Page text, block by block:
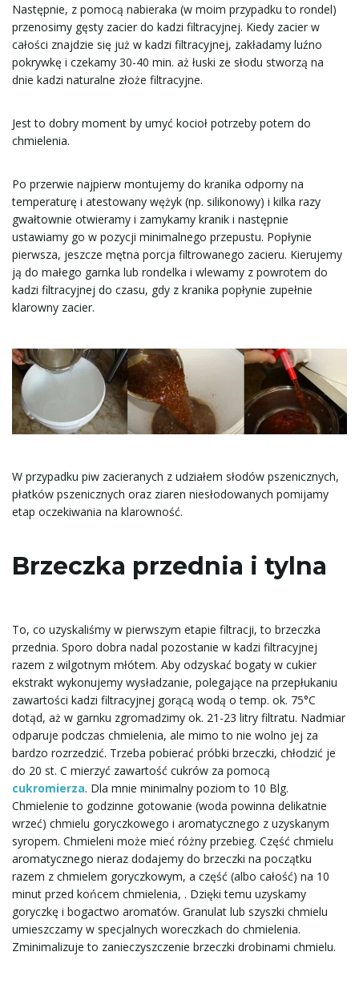
Następnie, z pomocą nabieraka (w moim przypadku to rondel)
przenosimy gęsty zacier do kadzi filtracyjnej. Kiedy zacier w
całości znajdzie się już w kadzi filtracyjnej, zakładamy luźno
pokrywkę i czekamy 30-40 min. aż łuski ze słodu stworzą na
dnie kadzi naturalne złoże filtracyjne.
Jest to dobry moment by umyć kocioł potrzeby potem do
chmielenia.
Po przerwie najpierw montujemy do kranika odporny na
temperaturę i atestowany wężyk (np. silikonowy) i kilka razy
gwałtownie otwieramy i zamykamy kranik i następnie
ustawiamy go w pozycji minimalnego przepustu. Popłynie
pierwsza, jeszcze mętna porcja filtrowanego zacieru. Kierujemy
ją do małego garnka lub rondelka i wlewamy z powrotem do
kadzi filtracyjnej do czasu, gdy z kranika popłynie zupełnie
klarowny zacier.
W przypadku piw zacieranych z udziałem słodów pszenicznych,
płatków pszenicznych oraz ziaren niesłodowanych pomijamy
etap oczekiwania na klarowność.
Brzeczka przednia i tylna
To, co uzyskaliśmy w pierwszym etapie filtracji, to brzeczka
przednia. Sporo dobra nadal pozostanie w kadzi filtracyjnej
razem z wilgotnym młótem. Aby odzyskać bogaty w cukier
ekstrakt wykonujemy wysładzanie, polegające na przepłukaniu
zawartości kadzi filtracyjnej gorącą wodą o temp. ok. 75°C
dotąd, aż w garnku zgromadzimy ok. 21-23 litry filtratu. Nadmiar
odparuje podczas chmielenia, ale mimo to nie wolno jej za
bardzo rozrzedzić. Trzeba pobierać próbki brzeczki, chłodzić je
do 20 st. C mierzyć zawartość cukrów za pomocą
cukromierza. Dla mnie minimalny poziom to 10 Blg.
Chmielenie to godzinne gotowanie (woda powinna delikatnie
wrzeć) chmielu goryczkowego i aromatycznego z uzyskanym
syropem. Chmieleni może mieć różny przebieg. Część chmielu
aromatycznego nieraz dodajemy do brzeczki na początku
razem z chmielem goryczkowym, a część (albo całość) na 10
minut przed końcem chmielenia, . Dzięki temu uzyskamy
goryczkę i bogactwo aromatów. Granulat lub szyszki chmielu
umieszczamy w specjalnych woreczkach do chmielenia.
Zminimalizuje to zanieczyszczenie brzeczki drobinami chmielu.